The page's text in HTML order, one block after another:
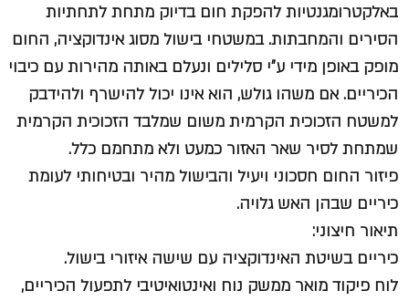
באלקטרומגנטיות להפקת חום בדיוק מתחת לתחתיות
הסירים והמחבתות. במשטחי בישול מסוג אינדוקציה, החום
מופק באופן מידי ע”י סלילים ונעלם באותה מהירות עם כיבוי
הכיריים. אם משהו גולש, הוא אינו יכול להישרף ולהידבק
למשטח הזכוכית הקרמית משום שמלבד הזכוכית הקרמית
שמתחת לסיר שאר האזור כמעט ולא מתחמם כלל.
פיזור החום חסכוני ויעיל והבישול מהיר ובטיחותי לעומת
כיריים שבהן האש גלויה.
תיאור חיצוני:
כיריים בשיטת האינדוקציה עם שישה איזורי בישול.
לוח פיקוד מואר ממשק נוח ואינטואיטיבי לתפעול הכיריים,